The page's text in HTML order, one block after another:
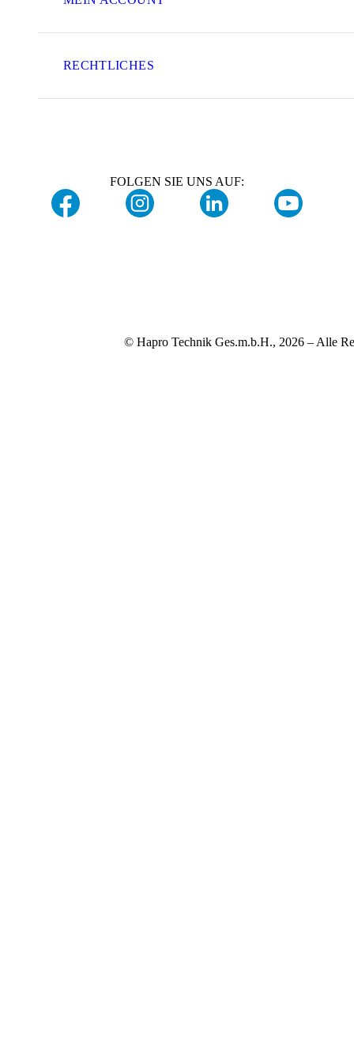
RECHTLICHES
FOLGEN SIE UNS AUF:
© Hapro Technik Ges.m.b.H., 2026 – Alle